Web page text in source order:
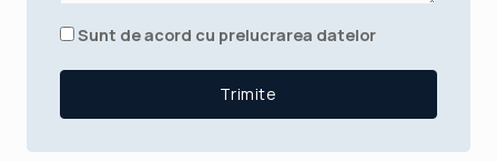
Sunt de acord cu prelucrarea datelor